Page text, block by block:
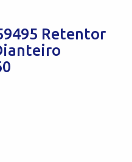
Retentor